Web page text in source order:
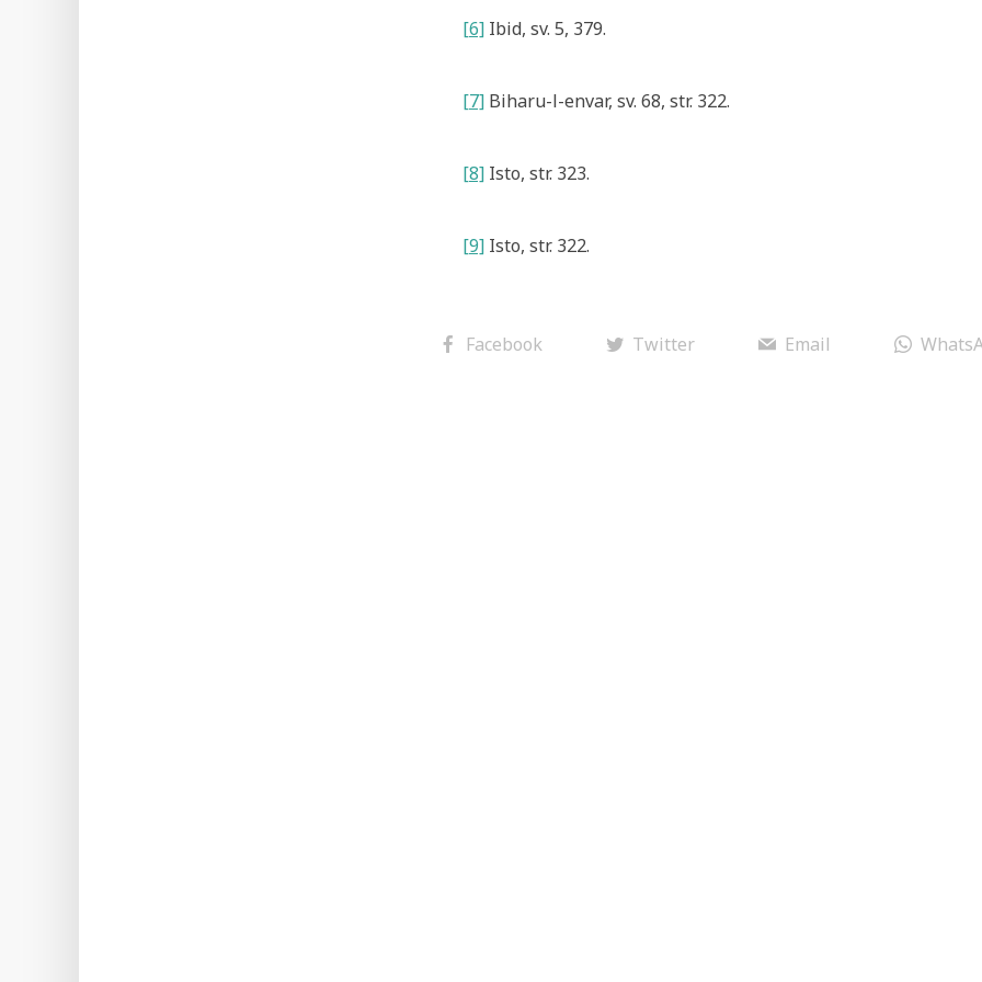
[6] Ibid, sv. 5, 379.
[7] Biharu-l-envar, sv. 68, str. 322.
[8] Isto, str. 323.
[9] Isto, str. 322.
Facebook Twitter Email